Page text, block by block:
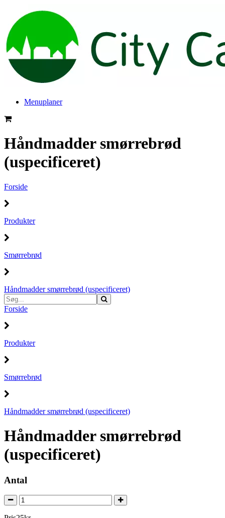
Menuplaner
Håndmadder smørrebrød
(uspecificeret)
Forside
Produkter
Smørrebrød
Håndmadder smørrebrød (uspecificeret)
Forside
Produkter
Smørrebrød
Håndmadder smørrebrød (uspecificeret)
Håndmadder smørrebrød
(uspecificeret)
Antal